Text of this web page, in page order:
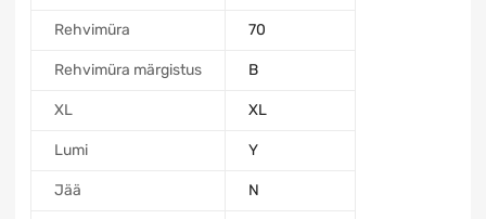
Rehvimüra 70
Rehvimüra märgistus B
XL XL
Lumi Y
Jää N